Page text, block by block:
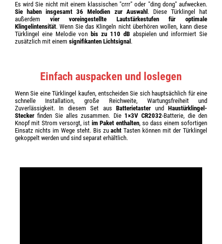
Es wird Sie nicht mit einem klassischen "crrr" oder "ding dong" aufwecken.
Sie haben insgesamt 36 Melodien zur Auswahl . Diese Türklingel hat
außerdem vier voreingestellte Lautstärkestufen für optimale
Klingelintensität. Wenn Sie das Klingeln nicht überhören wollen, kann diese
Türklingel eine Melodie von bis zu 110 dBabspielen und informiert Sie
zusätzlich mit einem signifikanten Lichtsignal .
Einfach auspacken und loslegen
Wenn Sie eine Türklingel kaufen, entscheiden Sie sich hauptsächlich für eine
schnelle Installation, große Reichweite, Wartungsfreiheit und
Zuverlässigkeit. In diesem Set ausBatterietaster undHaustürklingel-
Stecker finden Sie alles zusammen. Die 1×3V CR2032-Batterie, die den
Knopf mit Strom versorgt, ist im Paket enthalten, so dass einem sofortigen
Einsatz nichts im Wege steht. Bis zuacht Tasten können mit der Türklingel
gekoppelt werden und sind separat erhältlich.